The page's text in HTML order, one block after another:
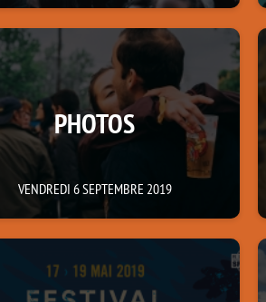
PHOTOS
VENDREDI 6 SEPTEMBRE 2019